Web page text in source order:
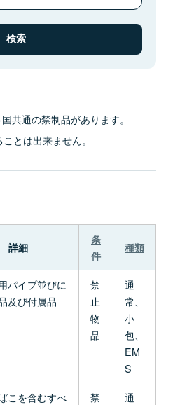
共通の禁制品があります。
とは出来ません。
詳細
条
件
種類
パイプ並びに
及び付属品
禁
止
物
品
通
常、
小
包、
EM
S
こを含むすべ
禁
通